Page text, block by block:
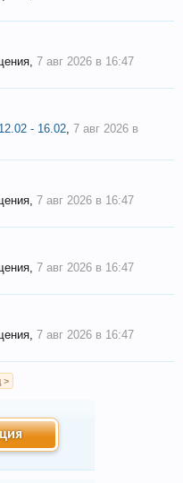
7 авг 2026 в 16:47
- 16.02, 7 авг 2026 в
7 авг 2026 в 16:47
7 авг 2026 в 16:47
7 авг 2026 в 16:47
>